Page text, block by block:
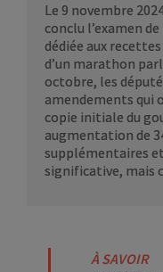
Le 9 novembre
conclu l’examen
dédiée aux
d’un marathon
octobre, les
amendements qui
copie initiale du
augmentation de
supplémentaires
significative, mais
À SAVOIR